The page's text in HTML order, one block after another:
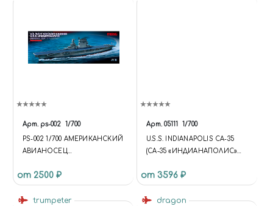
Арт. ps-002 1/700
PS-002 1/700 АМЕРИКАНСКИЙ
АВИАНОСЕЦ
от 2500 ₽
Арт. 05111 1/700
U.S.S. INDIANAPOLIS CA-35
(СА-35 «ИНДИАНАПОЛИС»
КРЕЙСЕР)
от 3596 ₽
trumpeter dragon